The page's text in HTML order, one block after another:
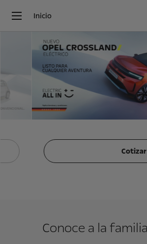
Inicio
Cotizar
Conoce a la